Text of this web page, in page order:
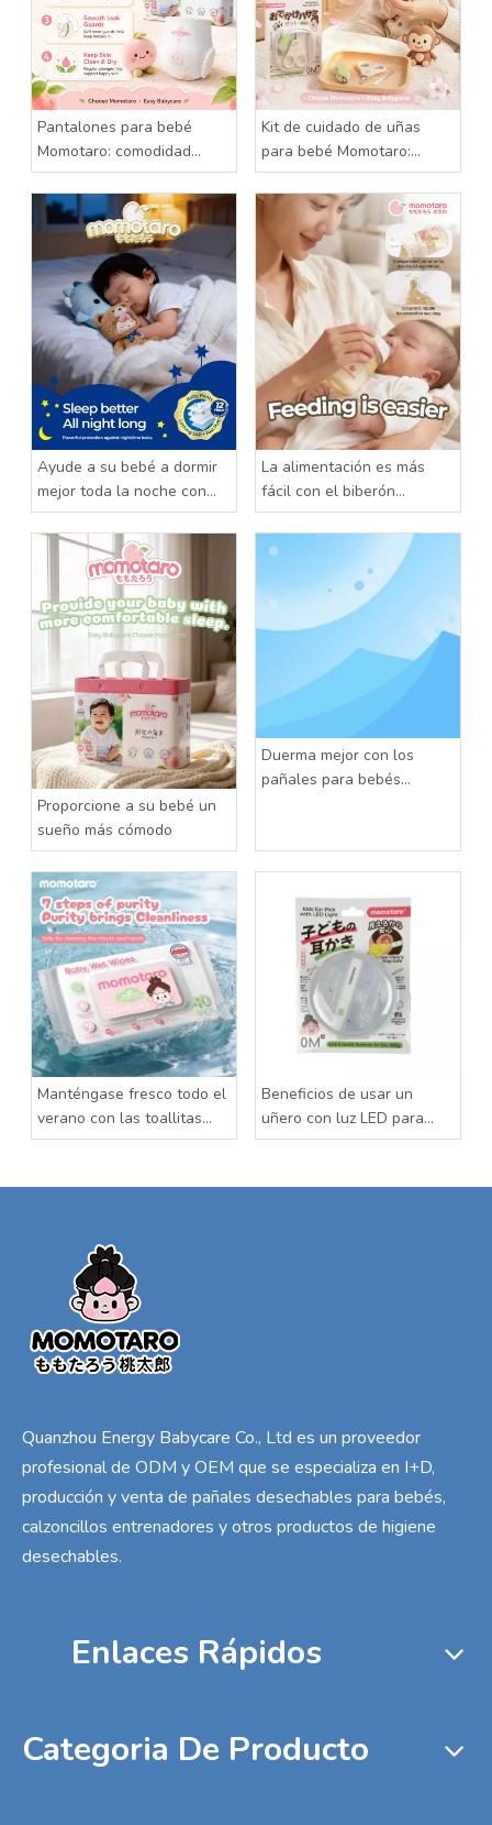
Pantalones para bebé
Momotaro: comodidad
suave para cada pequeña
aventura
Kit de cuidado de uñas
para bebé Momotaro:
cuidado suave para dedos
pequeños
Ayude a su bebé a dormir
mejor toda la noche con
los pantalones para bebé
Momotaro
La alimentación es más
fácil con el biberón
Momotaro
Proporcione a su bebé un
sueño más cómodo
Duerma mejor con los
pañales para bebés
Manténgase fresco todo el
verano con las toallitas
húmedas para bebés
Beneficios de usar un
uñero con luz LED para
bebés
Quanzhou Energy Babycare Co., Ltd es un proveedor
profesional de ODM y OEM que se especializa en I+D,
producción y venta de pañales desechables para bebés,
calzoncillos entrenadores y otros productos de higiene
desechables.
Enlaces Rápidos
Categoria De Producto